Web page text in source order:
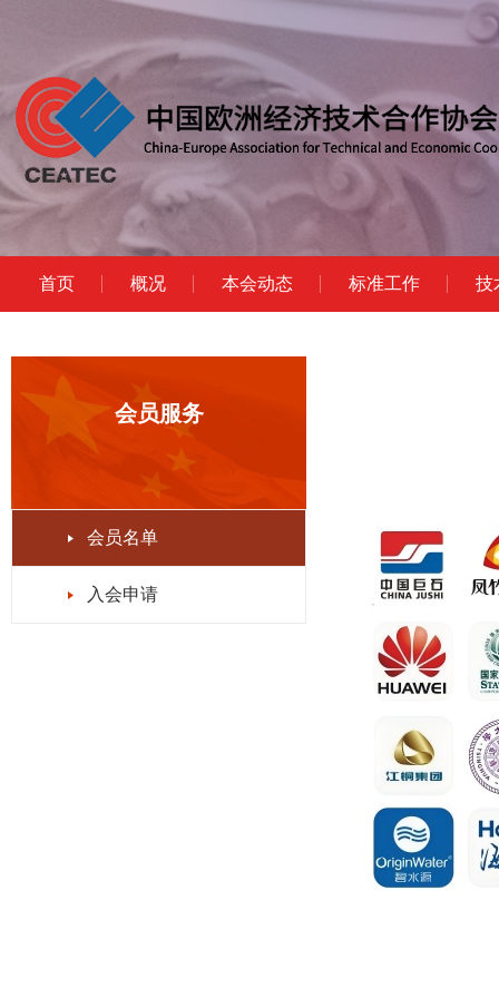
首页 概况 本会动态 标准工作 技
会员服务
会员名单
入会申请